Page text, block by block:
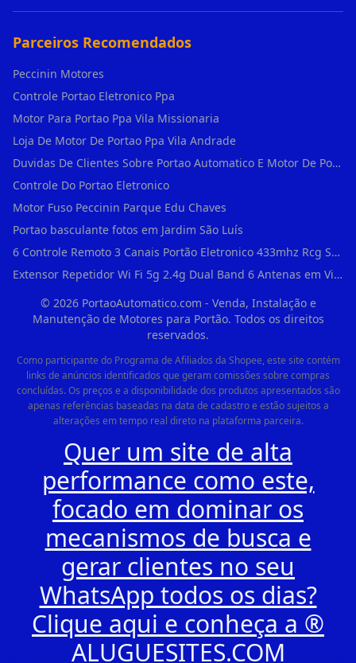
Parceiros Recomendados
Peccinin Motores
Controle Portao Eletronico Ppa
Motor Para Portao Ppa Vila Missionaria
Loja De Motor De Portao Ppa Vila Andrade
Duvidas De Clientes Sobre Portao Automatico E Motor De Portao Motor Para Portao De Ferro
Controle Do Portao Eletronico
Motor Fuso Peccinin Parque Edu Chaves
Portao basculante fotos em Jardim São Luís
6 Controle Remoto 3 Canais Portão Eletronico 433mhz Rcg Seg Garen Ppa em Vila Clementino
Extensor Repetidor Wi Fi 5g 2.4g Dual Band 6 Antenas em Vila Sônia
© 2026PortaoAutomatico.com - Venda, Instalação e
Manutenção de Motores para Portão. Todos os direitos
reservados.
Como participante do Programa de Afiliados da Shopee, este site contém
links de anúncios identificados que geram comissões sobre compras
concluídas. Os preços e a disponibilidade dos produtos apresentados são
apenas referências baseadas na data de cadastro e estão sujeitos a
alterações em tempo real direto na plataforma parceira.
Quer um site de alta
performance como este,
focado em dominar os
mecanismos de busca e
gerar clientes no seu
WhatsApp todos os dias?
Clique aqui e conheça a ®
ALUGUESITES.COM